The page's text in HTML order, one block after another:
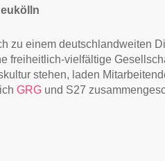
zu einem deutschlandweiten
freiheitlich-vielfältige
stehen, laden
GRG und S27